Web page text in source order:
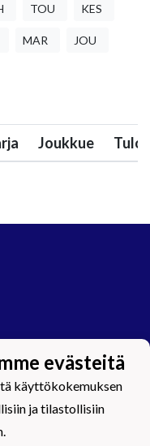
TOU KES
MAR JOU
Joukkue Tulos
evästeitä
käyttökokemuksen
ja tilastollisiin